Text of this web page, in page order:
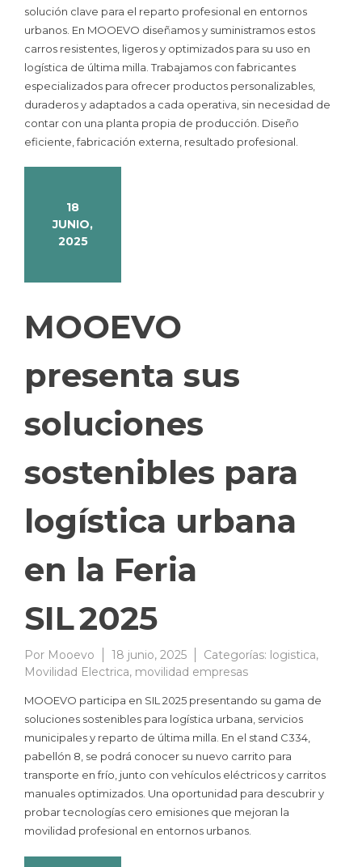
solución clave para el reparto profesional en entornos
urbanos. En MOOEVO diseñamos y suministramos estos
carros resistentes, ligeros y optimizados para su uso en
logística de última milla. Trabajamos con fabricantes
especializados para ofrecer productos personalizables,
duraderos y adaptados a cada operativa, sin necesidad de
contar con una planta propia de producción. Diseño
eficiente, fabricación externa, resultado profesional.
18
JUNIO,
2025
MOOEVO
presenta sus
soluciones
sostenibles para
logística urbana
en la Feria
SIL 2025
Por Mooevo 18 junio, 2025 Categorías: logistica,
Movilidad Electrica, movilidad empresas
MOOEVO participa en SIL 2025 presentando su gama de
soluciones sostenibles para logística urbana, servicios
municipales y reparto de última milla. En el stand C334,
pabellón 8, se podrá conocer su nuevo carrito para
transporte en frío, junto con vehículos eléctricos y carritos
manuales optimizados. Una oportunidad para descubrir y
probar tecnologías cero emisiones que mejoran la
movilidad profesional en entornos urbanos.